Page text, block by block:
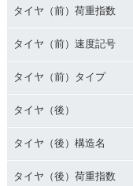
タイヤ（前）荷重指数
タイヤ（前）速度記号
タイヤ（前）タイプ
タイヤ（後）
タイヤ（後）構造名
タイヤ（後）荷重指数